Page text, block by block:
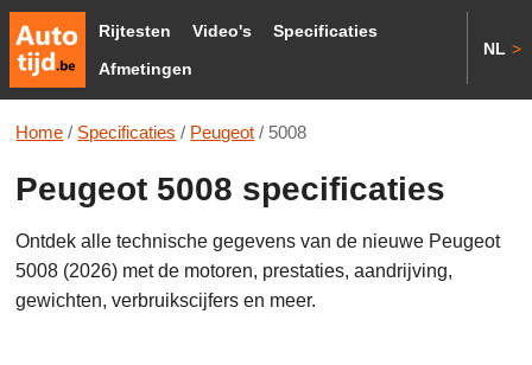
Rijtesten Video's
Specificaties
Afmetingen
NL >
Home / Specificaties / Peugeot / 5008
Peugeot 5008 specificaties
Ontdek alle technische gegevens van de nieuwe Peugeot
5008 (2026) met de motoren, prestaties, aandrijving,
gewichten, verbruikscijfers en meer.